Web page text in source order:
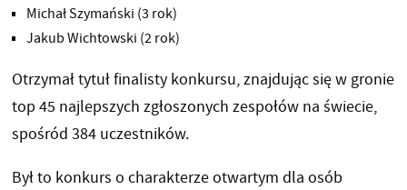
Michał Szymański (3 rok)
Jakub Wichtowski (2 rok)
Otrzymał tytuł finalisty konkursu, znajdując się w gronie
top 45 najlepszych zgłoszonych zespołów na świecie,
spośród 384 uczestników.
Był to konkurs o charakterze otwartym dla osób